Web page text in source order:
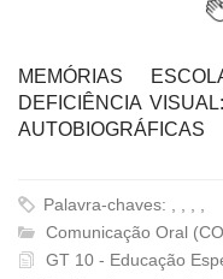
MEMÓRIAS
DEFICIÊNCIA
AUTOBIOGRÁFICAS
Palavra-chaves: , , , ,
Comunicação Oral
GT 10 - Educação